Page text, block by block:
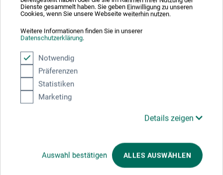
Dienste gesammelt haben. Sie geben Einwilligung zu unseren
Cookies, wenn Sie unsere Webseite weiterhin nutzen.
Weitere Informationen finden Sie in unserer
Datenschutzerklärung.
Notwendig
Präferenzen
Statistiken
Marketing
Details zeigen
Auswahl bestätigen ALLES AUSWÄHLEN
Hersteller-Kontakt
Hier finden Sie die Kontaktdaten des Herstellers zu
boesner GmbH holding + innovations